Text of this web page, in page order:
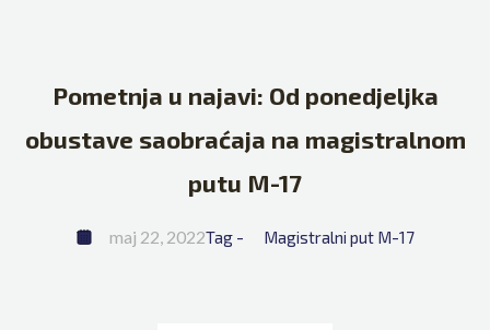
Pometnja u najavi: Od ponedjeljka
obustave saobraćaja na magistralnom
putu M-17
maj 22, 2022Tag - Magistralni put M-17